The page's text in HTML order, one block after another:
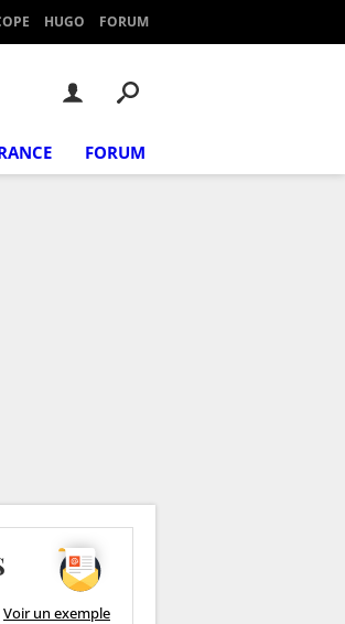
HUGO FORUM
FORUM
Voir un exemple